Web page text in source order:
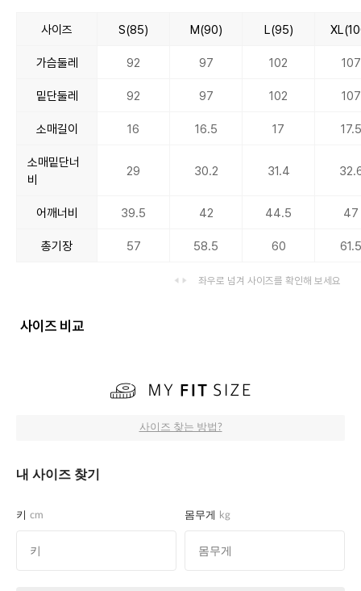
사이즈 S(85) M(90) L(95)
가슴둘레 92 97 102 107
밑단둘레 92 97 102 107
소매길이 16 16.5 17 17.5
소매밑단너
비
29 30.2 31.4
어깨너비 39.5 42 44.5 47
총기장 57 58.5 60
좌우로 넘겨 사이즈를 확인해 보세요
사이즈 비교